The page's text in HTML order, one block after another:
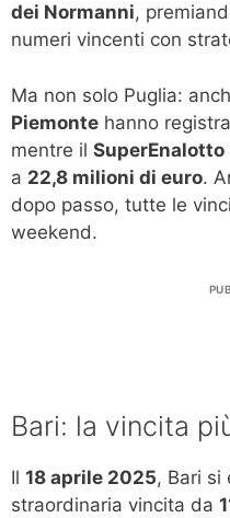
dei Normanni,
numeri vincenti con
Ma non solo Puglia:
Piemonte hanno
mentre il SuperEnalotto
a 22,8 milioni di euro.
dopo passo, tutte le
weekend.
Bari: la vincita
Il 18 aprile 2025, Bari si
straordinaria vincita da